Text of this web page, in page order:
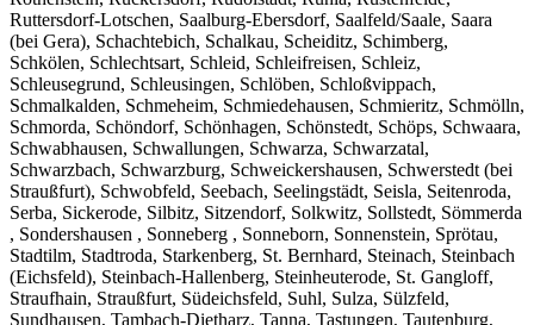
Ruttersdorf-Lotschen, Saalburg-Ebersdorf, Saalfeld/Saale, Saara
(bei Gera), Schachtebich, Schalkau, Scheiditz, Schimberg,
Schkölen, Schlechtsart, Schleid, Schleifreisen, Schleiz,
Schleusegrund, Schleusingen, Schlöben, Schloßvippach,
Schmalkalden, Schmeheim, Schmiedehausen, Schmieritz, Schmölln,
Schmorda, Schöndorf, Schönhagen, Schönstedt, Schöps, Schwaara,
Schwabhausen, Schwallungen, Schwarza, Schwarzatal,
Schwarzbach, Schwarzburg, Schweickershausen, Schwerstedt (bei
Straußfurt), Schwobfeld, Seebach, Seelingstädt, Seisla, Seitenroda,
Serba, Sickerode, Silbitz, Sitzendorf, Solkwitz, Sollstedt, Sömmerda
, Sondershausen , Sonneberg , Sonneborn, Sonnenstein, Sprötau,
Stadtilm, Stadtroda, Starkenberg, St. Bernhard, Steinach, Steinbach
(Eichsfeld), Steinbach-Hallenberg, Steinheuterode, St. Gangloff,
Straufhain, Straußfurt, Südeichsfeld, Suhl, Sulza, Sülzfeld,
Sundhausen, Tambach-Dietharz, Tanna, Tastungen, Tautenburg,